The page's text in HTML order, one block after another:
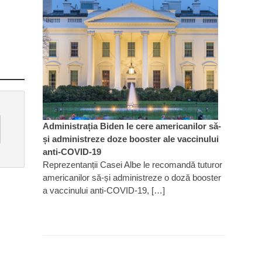
Administrația Biden le cere americanilor să-
și administreze doze booster ale vaccinului
anti-COVID-19
Reprezentanții Casei Albe le recomandă tuturor
americanilor să-și administreze o doză booster
a vaccinului anti-COVID-19, […]